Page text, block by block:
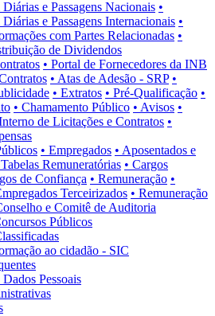
e Passagens Nacionais •
e Passagens Internacionais •
com Partes Relacionadas •
de Dividendos
• Portal de Fornecedores da INB
• Atas de Adesão - SRP •
• Extratos • Pré-Qualificação •
• Chamamento Público • Avisos •
de Licitações e Contratos •
• Empregados • Aposentados e
Tabelas Remuneratórias • Cargos
de Confiança • Remuneração •
Terceirizados • Remuneração
e Comitê de Auditoria
Públicos
ao cidadão - SIC
Pessoais